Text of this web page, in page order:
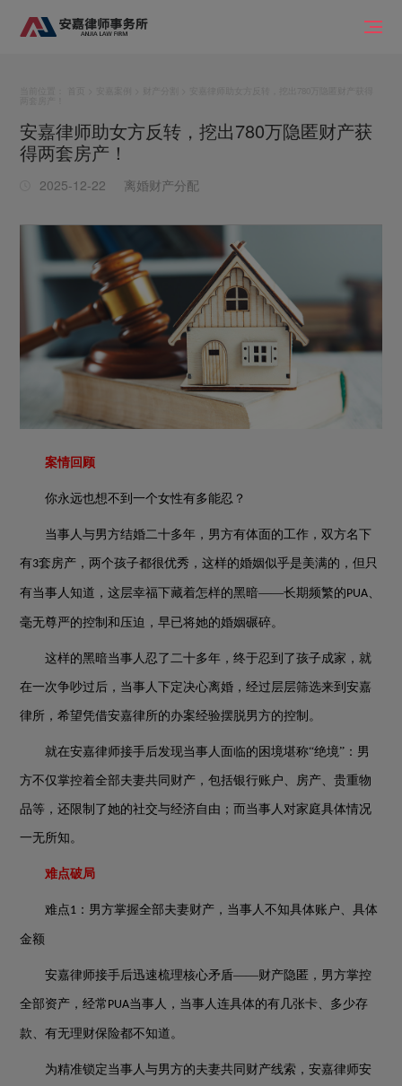
安嘉律师助女方反转，挖出780万隐匿财产获
得两套房产！
2025-12-22 离婚财产分配
案情回顾
你永远也想不到一个女性有多能忍？
当事人与男方结婚二十多年，男方有体面的工作，双方名下
有3套房产，两个孩子都很优秀，这样的婚姻似乎是美满的，但只
有当事人知道，这层幸福下藏着怎样的黑暗——长期频繁的 PUA
毫无尊严的控制和压迫，早已将她的婚姻碾碎。
这样的黑暗当事人忍了二十多年，终于忍到了孩子成家，就
在一次争吵过后，当事人下定决心离婚，经过层层筛选来到安嘉
律所，希望凭借安嘉律所的办案经验摆脱男方的控制。
就在安嘉律师接手后发现当事人面临的困境堪称“绝境”：男
方不仅掌控着全部夫妻共同财产，包括银行账户、房产、贵重物
品等，还限制了她的社交与经济自由；而当事人对家庭具体情况
一无所知。
难点破局
难点1 ：男方掌握全部夫妻财产，当事人不知具体账户、具体
金额
安嘉律师接手后迅速梳理核心矛盾——财产隐匿，男方掌控
全部资产，经常 PUA当事人，当事人连具体的有几张卡、多少存
款、有无理财保险都不知道。
为精准锁定当事人与男方的夫妻共同财产线索，安嘉律师安